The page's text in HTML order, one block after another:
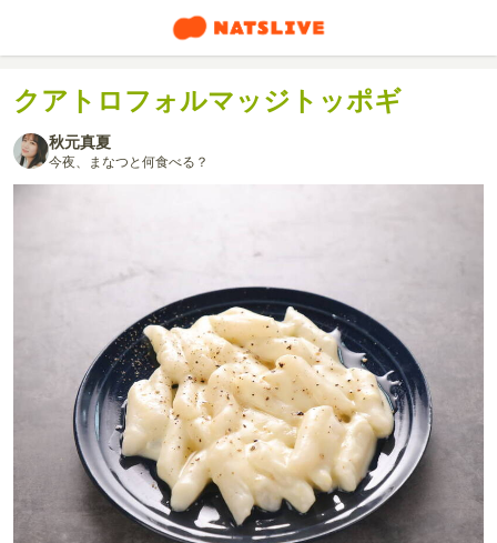
クアトロフォルマッジトッポギ
秋元真夏
今夜、まなつと何食べる？